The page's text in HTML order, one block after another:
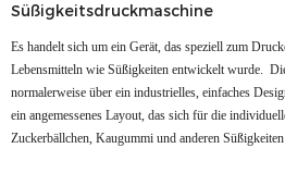
Süßigkeitsdruckmaschine
Es handelt sich um ein Gerät, das speziell zum
Lebensmitteln wie Süßigkeiten entwickelt wurde.
normalerweise über ein industrielles, einfaches
ein angemessenes Layout, das sich für die
Zuckerbällchen, Kaugummi und anderen Süßigkeiten